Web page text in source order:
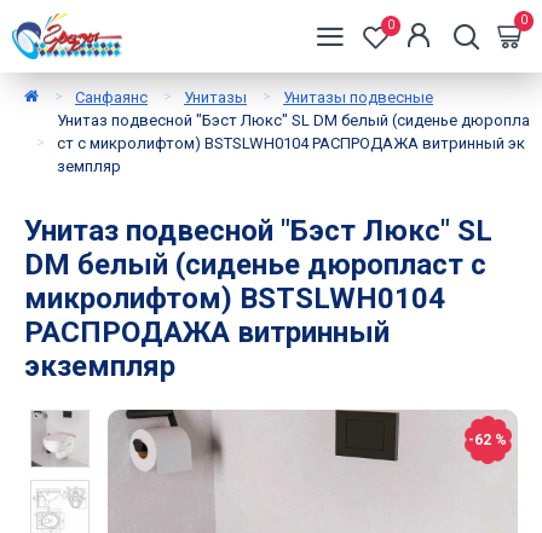
0 0
Санфаянс Унитазы
Унитазы подвесные
Унитаз подвесной "Бэст Люкс" SL DM белый (сиденье дюропла
ст с микролифтом) BSTSLWH0104 РАСПРОДАЖА витринный эк
земпляр
Унитаз подвесной "Бэст Люкс" SL
DM белый (сиденье дюропласт с
микролифтом) BSTSLWH0104
РАСПРОДАЖА витринный
экземпляр
-62 %